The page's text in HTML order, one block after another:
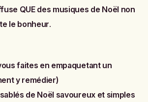
QUE des musiques de Noël non
le bonheur.
faites en empaquetant un
y remédier)
de Noël savoureux et simples